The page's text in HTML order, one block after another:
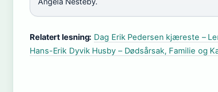
Relatert lesning: Dag Erik Pedersen kjæreste –
Hans-Erik Dyvik Husby – Dødsårsak, Familie og